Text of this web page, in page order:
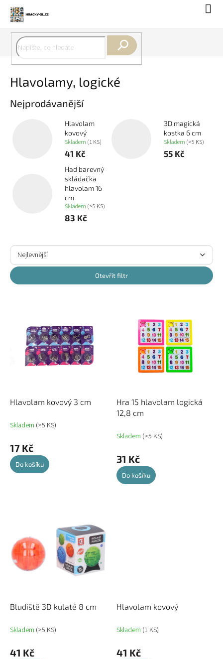
obsah
Hlavolamy, logické
Nejprodávanější
Hlavolam
kovový
Skladem (1 KS)
41 Kč
3D magická
kostka 6 cm
Skladem (>5 KS)
55 Kč
Had barevný
skládačka
hlavolam 16
cm
Skladem (>5 KS)
83 Kč
Ř
z
e
n
Nejlevnější
Otevřít filtr
u
k
ů
Hlavolam kovový 3 cm
Skladem (>5 KS)
17 Kč
Do košíku
Hra 15 hlavolam logická
12,8 cm
Skladem (>5 KS)
31 Kč
Do košíku
Bludiště 3D kulaté 8 cm
Skladem (>5 KS)
41 Kč
Hlavolam kovový
Skladem (1 KS)
41 Kč